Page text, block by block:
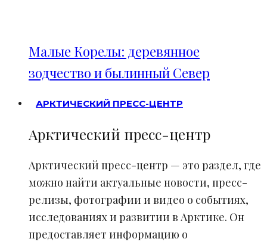
Малые Корелы: деревянное
зодчество и былинный Север
АРКТИЧЕСКИЙ ПРЕСС-ЦЕНТР
Арктический пресс-центр
Арктический пресс-центр — это раздел, где
можно найти актуальные новости, пресс-
релизы, фотографии и видео о событиях,
исследованиях и развитии в Арктике. Он
предоставляет информацию о